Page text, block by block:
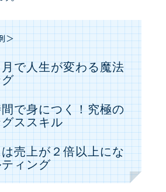
＞
で人生が変わる魔法
で身につく！究極の
ススキル
売上が２倍以上にな
ィング